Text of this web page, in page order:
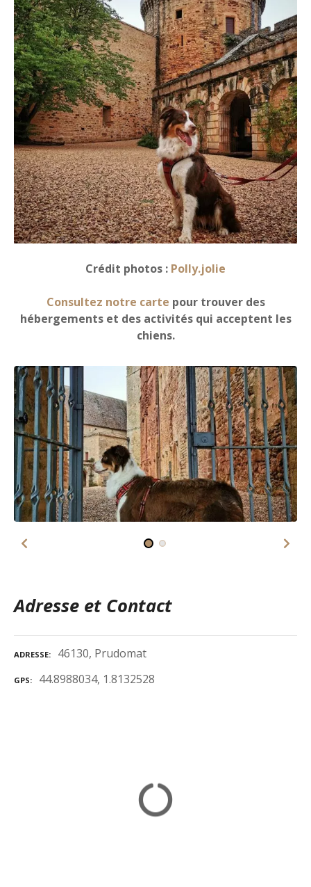
Crédit photos : Polly.jolie
Consultez notre carte pour trouver des
hébergements et des activités qui acceptent les
chiens.
Adresse et Contact
ADRESSE 46130, Prudomat
GPS 44.8988034, 1.8132528